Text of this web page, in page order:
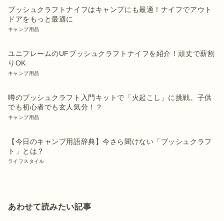
ブッシュクラフトナイフはキャンプにも最適！ナイフでアウト
ドアをもっと最適に
キャンプ用品
ユニフレームのUFブッシュクラフトナイフを紹介！頑丈で薪割
りOK
キャンプ用品
噂のブッシュクラフト入門キットで「火起こし」に挑戦。子供
でも初心者でも玄人気分！？
キャンプ用品
【今日のキャンプ用語辞典】今さら聞けない「ブッシュクラフ
ト」とは？
ライフスタイル
あわせて読みたい記事